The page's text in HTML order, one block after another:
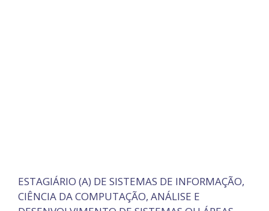
ESTAGIÁRIO (A) DE SISTEMAS DE INFORMAÇÃO,
CIÊNCIA DA COMPUTAÇÃO, ANÁLISE E